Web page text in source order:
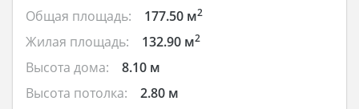
Общая площадь:
177.50 м2
Жилая площадь: 132.90 м2
Высота дома:
8.10 м
Высота потолка:
2.80 м